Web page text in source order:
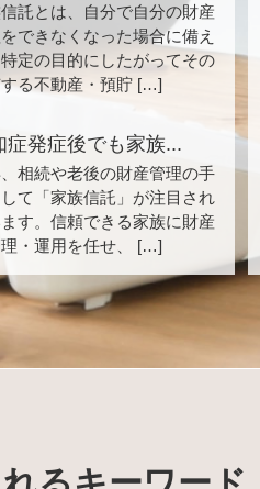
託とは、自分で自分の財産
できなくなった場合に備え
定の目的にしたがってその
る不動産・預貯 […]
症発症後でも家族...
相続や老後の財産管理の手
て「家族信託」が注目され
す。信頼できる家族に財産
・運用を任せ、 […]